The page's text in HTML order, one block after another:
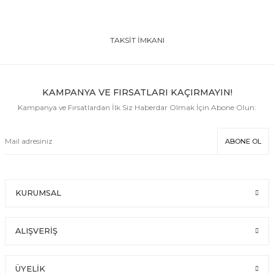
TAKSİT İMKANI
KAMPANYA VE FIRSATLARI KAÇIRMAYIN!
Kampanya ve Fırsatlardan İlk Siz Haberdar Olmak İçin Abone Olun:
ABONE OL
KURUMSAL
ALIŞVERİŞ
ÜYELİK